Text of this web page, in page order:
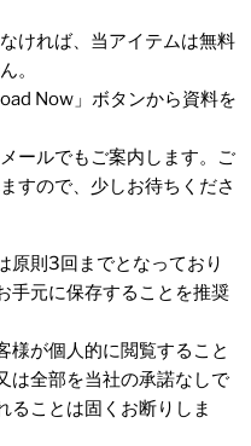
ければ、当アイテムは無料
。
Now」ボタンから資料を
ールでもご案内します。ご
すので、少しお待ちくださ
原則3回までとなっており
手元に保存することを推奨
が個人的に閲覧すること
は全部を当社の承諾なしで
ることは固くお断りしま